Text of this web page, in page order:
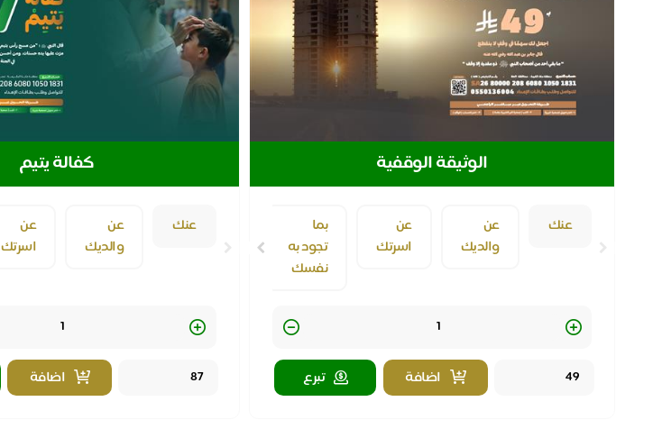
الوثيقة الوقفية
عنك
عن
والديك
عن
اسرتك
بما
تجود به
نفسك
Quantity
اضافة
تبرع
كفالة يتيم
عنك
عن
والديك
عن
اسرتك
Quantity
اضافة